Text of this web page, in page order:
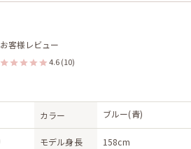
お客様レビュー
4.6 (10)
カラー ブルー(青)
モデル身長 158cm